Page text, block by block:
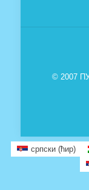
© 2007
српски (ћир)